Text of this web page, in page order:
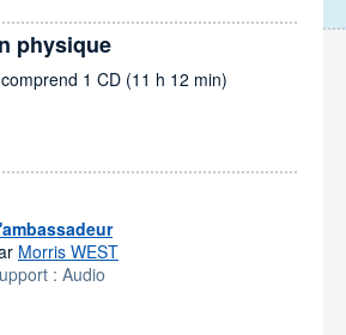
physique
1 CD (11 h 12 min)
Morris WEST
: Audio